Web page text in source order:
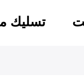
تسليك